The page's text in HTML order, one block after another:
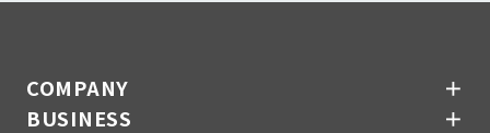
COMPANY
＋
BUSINESS
＋